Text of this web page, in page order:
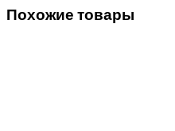
Похожие товары